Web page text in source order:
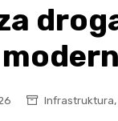
Infrastruktura,